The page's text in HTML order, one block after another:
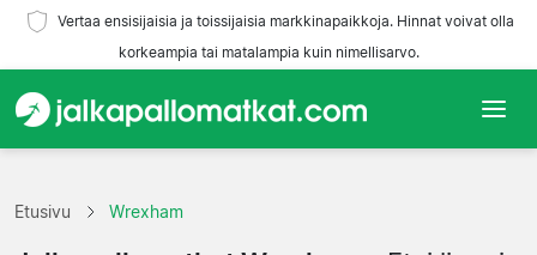
Vertaa ensisijaisia ja toissijaisia markkinapaikkoja. Hinnat voivat olla
korkeampia tai matalampia kuin nimellisarvo.
Joukkueet
Etusivu Wrexham